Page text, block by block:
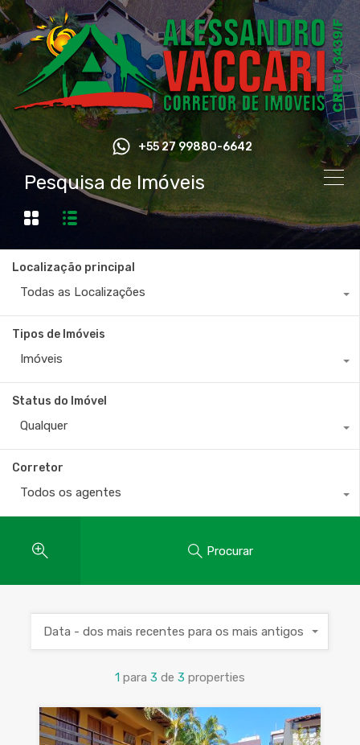
+55 27 99880-6642
Pesquisa de Imóveis
Localização principal
Todas as Localizações
Tipos de Imóveis
Imóveis
Status do Imóvel
Qualquer
Corretor
Todos os agentes
Procurar
1 para 3 de 3 properties
Data - dos mais recentes para os mais antigos